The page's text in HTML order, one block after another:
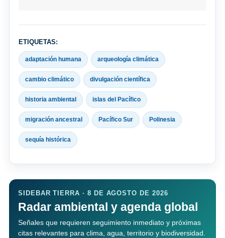
ETIQUETAS:
adaptación humana arqueología climática
cambio climático divulgación científica
historia ambiental islas del Pacífico
migración ancestral Pacífico Sur Polinesia
sequía histórica
SIDEBAR TIERRA · 8 DE AGOSTO DE 2026
Radar ambiental y agenda global
Señales que requieren seguimiento inmediato y próximas
citas relevantes para clima, agua, territorio y biodiversidad.